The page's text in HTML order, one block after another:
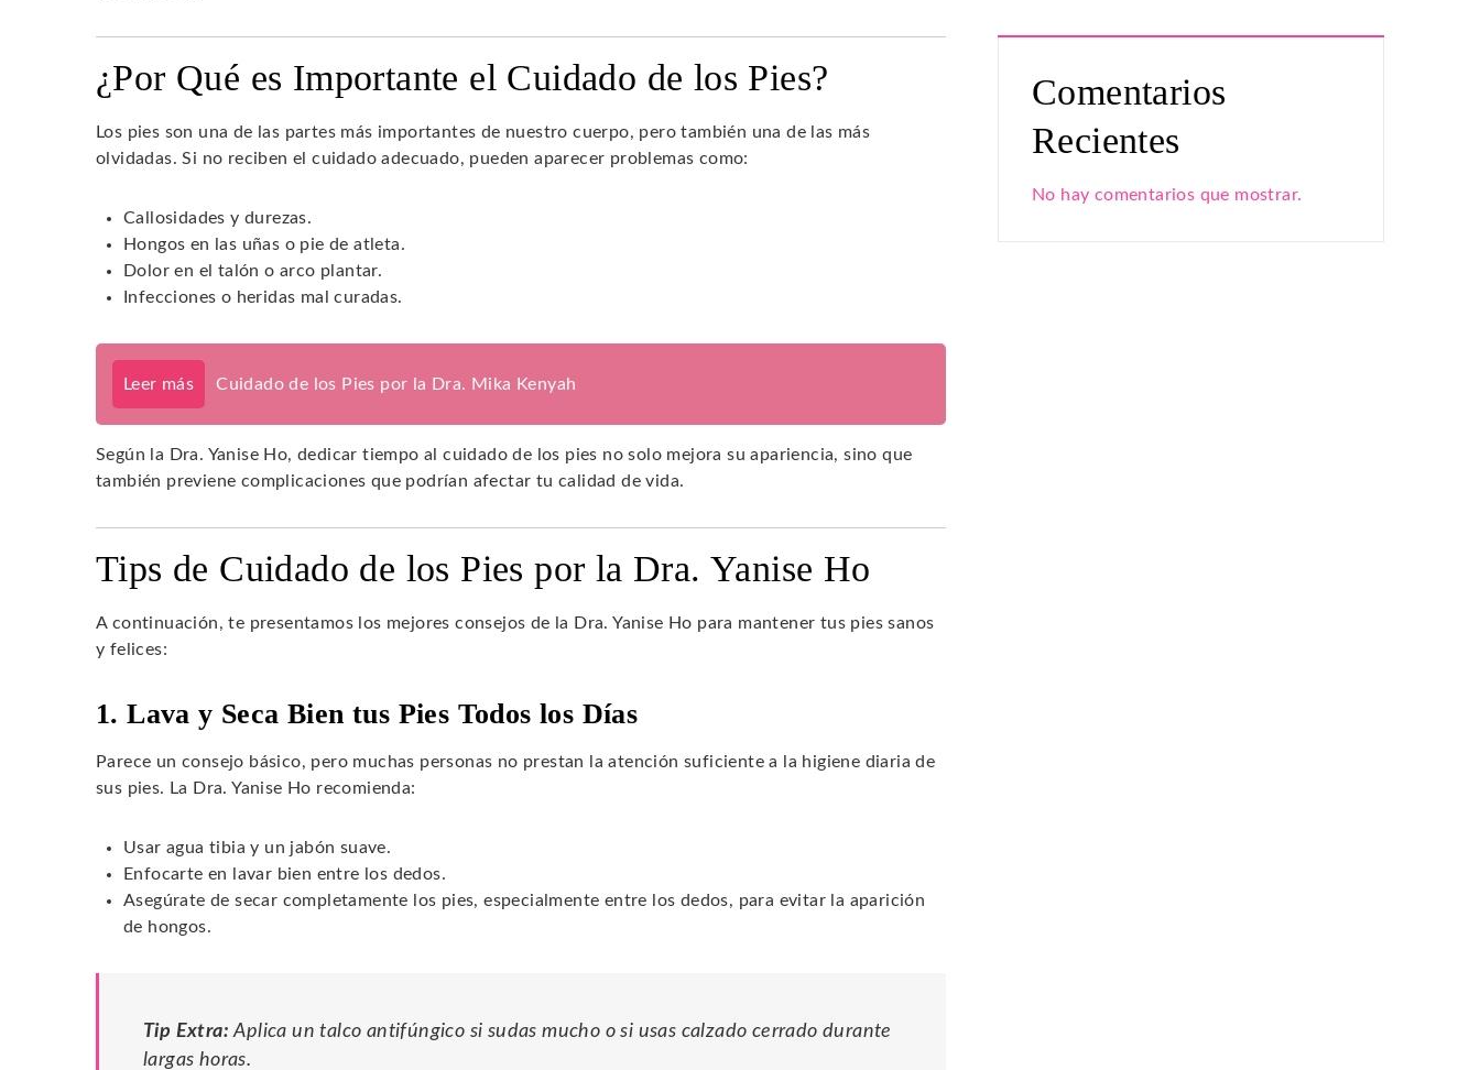
¿Por Qué es Importante el Cuidado de los Pies?
Los pies son una de las partes más importantes de nuestro cuerpo, pero también una de las más
olvidadas. Si no reciben el cuidado adecuado, pueden aparecer problemas como:
Callosidades y durezas.
Hongos en las uñas o pie de atleta.
Dolor en el talón o arco plantar.
Infecciones o heridas mal curadas.
Leer más Cuidado de los Pies por la Dra. Mika Kenyah
Según la Dra. Yanise Ho, dedicar tiempo al cuidado de los pies no solo mejora su apariencia, sino que
también previene complicaciones que podrían afectar tu calidad de vida.
Tips de Cuidado de los Pies por la Dra. Yanise Ho
A continuación, te presentamos los mejores consejos de la Dra. Yanise Ho para mantener tus pies sanos
y felices:
1. Lava y Seca Bien tus Pies Todos los Días
Parece un consejo básico, pero muchas personas no prestan la atención suficiente a la higiene diaria de
sus pies. La Dra. Yanise Ho recomienda:
Usar agua tibia y un jabón suave.
Enfocarte en lavar bien entre los dedos.
Asegúrate de secar completamente los pies, especialmente entre los dedos, para evitar la aparición
de hongos.
Tip Extra: Aplica un talco antifúngico si sudas mucho o si usas calzado cerrado durante
largas horas.
Comentarios
Recientes
No hay comentarios que mostrar.